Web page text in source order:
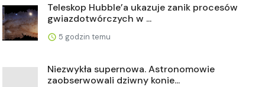
Teleskop Hubble’a ukazuje zanik procesów
gwiazdotwórczych w ...
5 godzin temu
Niezwykła supernowa. Astronomowie
zaobserwowali dziwny konie...